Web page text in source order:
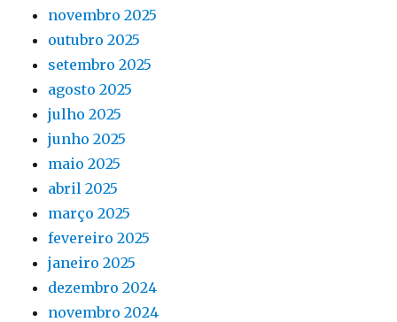
novembro 2025
outubro 2025
setembro 2025
agosto 2025
julho 2025
junho 2025
maio 2025
abril 2025
março 2025
fevereiro 2025
janeiro 2025
dezembro 2024
novembro 2024